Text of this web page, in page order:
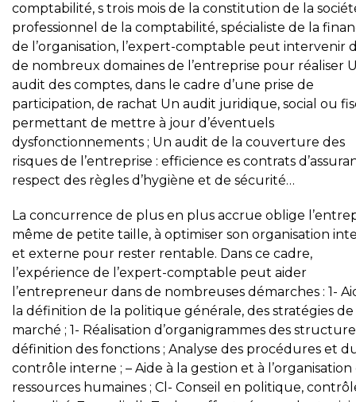
comptabilité, s trois mois de la constitution de la
professionnel de la comptabilité, spécialiste de la
de l’organisation, l’expert-comptable peut intervenir
de nombreux domaines de l’entreprise pour réaliser
audit des comptes, dans le cadre d’une prise de
participation, de rachat Un audit juridique, social ou
permettant de mettre à jour d’éventuels
dysfonctionnements ; Un audit de la couverture des
risques de l’entreprise : efficience es contrats
respect des règles d’hygiène et de sécurité…
La concurrence de plus en plus accrue oblige
même de petite taille, à optimiser son organisation
et externe pour rester rentable. Dans ce cadre,
l’expérience de l’expert-comptable peut aider
l’entrepreneur dans de nombreuses démarches : 1-
la définition de la politique générale, des stratégies de
marché ; 1- Réalisation d’organigrammes des
définition des fonctions ; Analyse des procédures et
contrôle interne ; – Aide à la gestion et à l’organisation
ressources humaines ; Cl- Conseil en politique,